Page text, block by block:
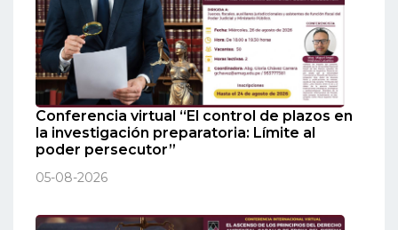
Conferencia virtual “El control de plazos en
la investigación preparatoria: Límite al
poder persecutor”
05-08-2026